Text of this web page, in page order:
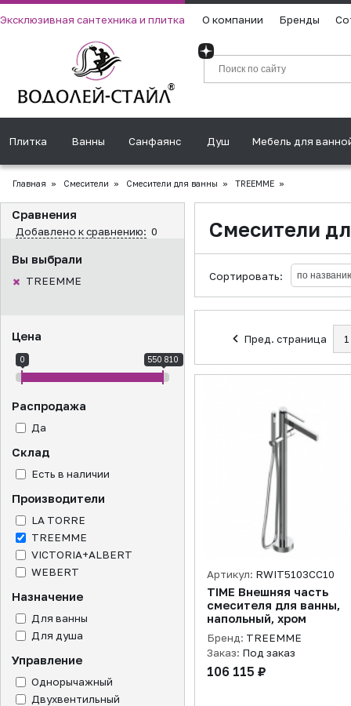
Эксклюзивная сантехника и плитка О компании Бренды
Плитка Ванны Санфаянс Душ Мебель для
Главная » Смесители » Смесители для ванны » TREEMME »
Сравнения
Добавлено к сравнению: 0
Вы выбрали
TREEMME
Цена
0 550 810
Распродажа
Да
Склад
Есть в наличии
Производители
LA TORRE
TREEMME
VICTORIA+ALBERT
WEBERT
Назначение
Для ванны
Для душа
Управление
Однорычажный
Двухвентильный
Смесители
Сортировать:
Пред. страница 1
Артикул: RWIT5103CC10
TIME Внешняя часть
смесителя для ванны,
напольный, хром
Бренд: TREEMME
Заказ: Под заказ
106 115 ₽